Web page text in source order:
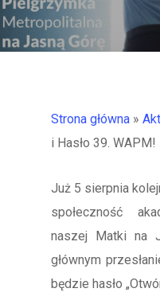
Strona główna »
i Hasło 39. WAPM!
Już 5 sierpnia
społeczność
naszej Matki na
głównym
będzie hasło